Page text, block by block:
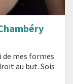
de mes formes
au but. Sois